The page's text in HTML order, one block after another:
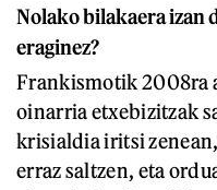
Nolako bilakaera
eraginez?
Frankismotik 2008ra
oinarria etxebizitzak
krisialdia iritsi
erraz saltzen, eta